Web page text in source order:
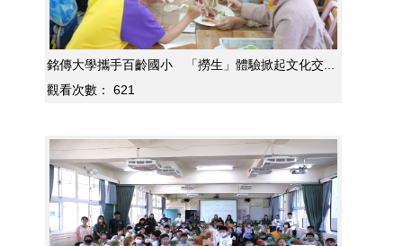
銘傳大學攜手百齡國小 「撈生」體驗掀起文化交...
觀看次數：
621